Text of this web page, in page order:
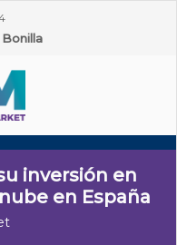
inversión en
en España